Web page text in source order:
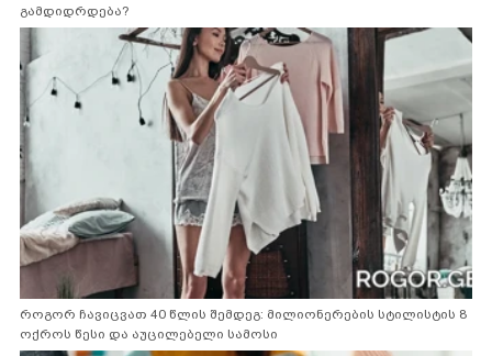
გამდიდრდება?
როგორ ჩავიცვათ 40 წლის შემდეგ: მილიონერების სტილისტის 8
ოქროს წესი და აუცილებელი სამოსი